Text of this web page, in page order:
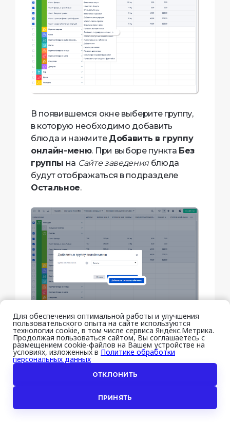
В появившемся окне выберите группу,
в которую необходимо добавить
блюда и нажмите Добавить в группу
онлайн-меню. При выборе пункта Без
группы на Сайте заведения блюда
будут отображаться в подразделе
Остальное.
Далее необходимо включить
возможность отображения данных
блюд на сайте заведения. Для этого
Отметьте необходимые блюда
и нажмитеГрупповые операции—
Для обеспечения оптимальной работы и улучшения
пользовательского опыта на сайте используются
технологии cookie, в том числе сервиса Яндекс.Метрика.
Продолжая пользоваться сайтом, Вы соглашаетесь с
размещением cookie-файлов на Вашем устройстве на
условиях, изложенных в Политике обработки
персональных данных
ОТКЛОНИТЬ
ПРИНЯТЬ